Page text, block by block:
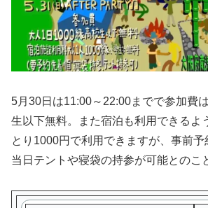
5月30日は11:00～22:00までで参加費
生以下無料。また宿泊も利用できるよ
とり1000円で利用できますが、事前予
当日テントや寝袋の持参が可能とのこ